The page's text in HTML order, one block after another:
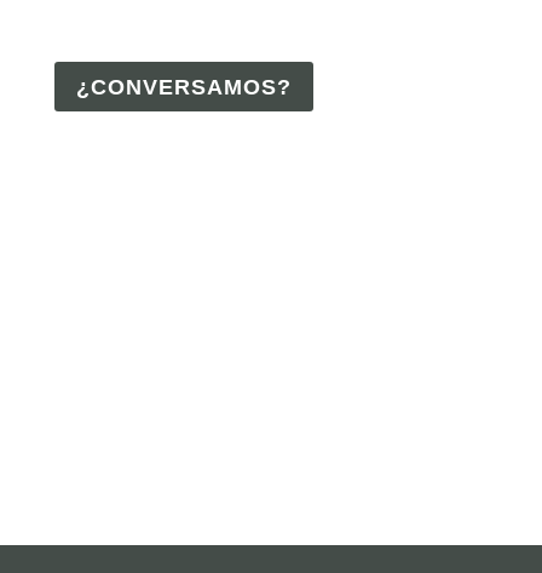
¿CONVERSAMOS?